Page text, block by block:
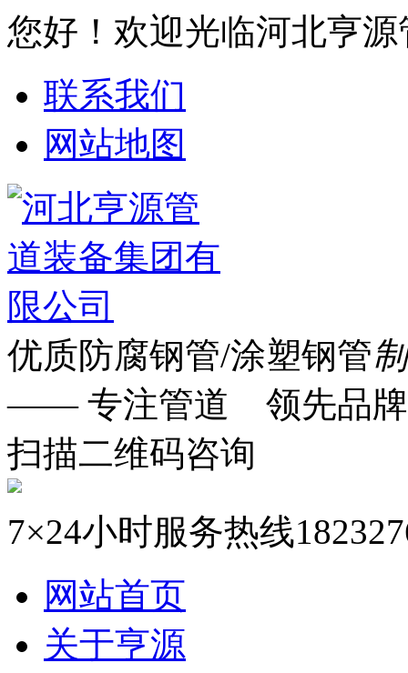
您好！欢迎光临河北亨
联系我们
网站地图
优质防腐钢管/涂塑钢管
—— 专注管道 领先品
扫描二维码咨询
7×24小时服务热线
网站首页
关于亨源